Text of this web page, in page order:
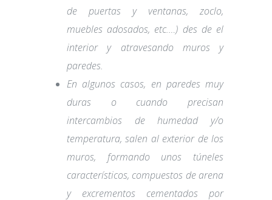
de puertas y ventanas, zoclo,
muebles adosados, etc.…) des de el
interior y atravesando muros y
paredes.
En algunos casos, en paredes muy
duras o cuando precisan
intercambios de humedad y/o
temperatura, salen al exterior de los
muros, formando unos túneles
característicos, compuestos de arena
y excrementos cementados por